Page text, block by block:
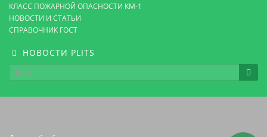
КЛАСС ПОЖАРНОЙ ОПАСНОСТИ КМ-1
НОВОСТИ И СТАТЬИ
СПРАВОЧНИК ГОСТ
НОВОСТИ PLITS